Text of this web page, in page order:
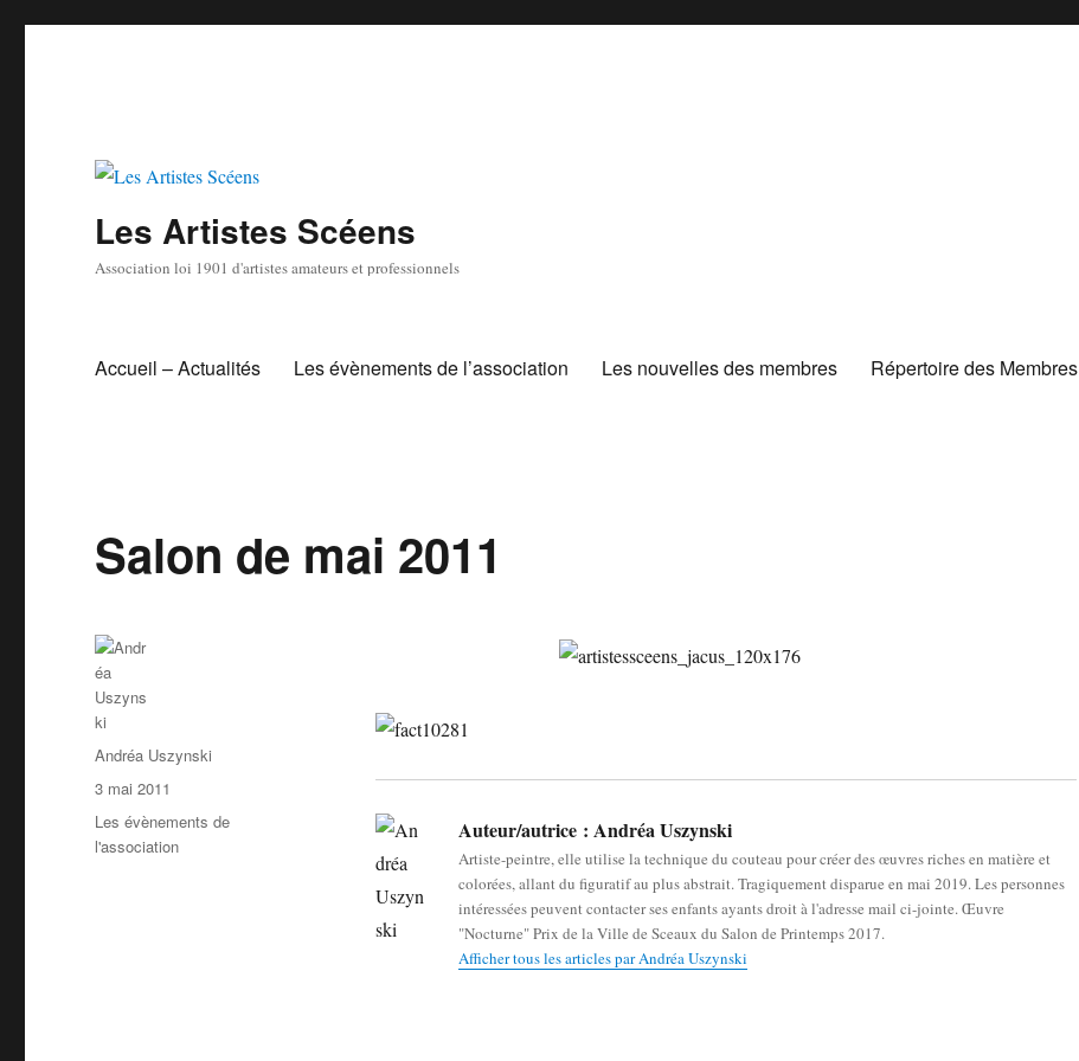
Les Artistes Scéens
Association loi 1901 d'artistes amateurs et professionnels
Accueil – Actualités Les évènements de l’association Les nouvelles des membres Répertoire des Membres
Salon de mai 2011
Auteur/autrice : Andréa Uszynski
Artiste-peintre, elle utilise la technique du couteau pour créer des œuvres riches en matière et
colorées, allant du figuratif au plus abstrait. Tragiquement disparue en mai 2019. Les personnes
intéressées peuvent contacter ses enfants ayants droit à l'adresse mail ci-jointe. Œuvre
"Nocturne" Prix de la Ville de Sceaux du Salon de Printemps 2017.
Afficher tous les articles par Andréa Uszynski
Auteur
Andréa Uszynski
Publié
le
3 mai 2011
Catégories
Les évènements de
l'association